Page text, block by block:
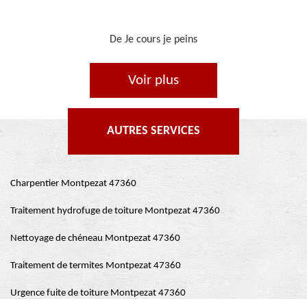
De Ornella
Voir plus
AUTRES SERVICES
Charpentier Montpezat 47360
Traitement hydrofuge de toiture Montpezat 47360
Nettoyage de chéneau Montpezat 47360
Traitement de termites Montpezat 47360
Urgence fuite de toiture Montpezat 47360